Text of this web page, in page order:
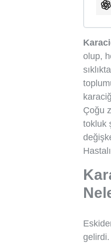
olup,
Çoğu
tokluk
gelirdi.